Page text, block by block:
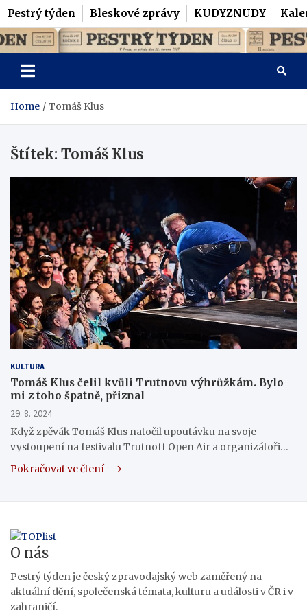
Pestrý týden Bleskové zprávy KUDYZNUDY
Skip
to
content
Pestrý Týden
Home Tomáš Klus
Štítek: Tomáš Klus
KULTURA
Tomáš Klus čelil kvůli Trutnovu výhrůžkám. Bylo
mi z toho špatně, přiznal
29. 8. 2024
Když zpěvák Tomáš Klus natočil upoutávku na svoje
vystoupení na festivalu Trutnoff Open Air a organizátoři…
Pokračovat ve čtení
O nás
Pestrý týden je český zpravodajský web zaměřený na
aktuální dění, společenská témata, kulturu a události v ČR i v
zahraničí.